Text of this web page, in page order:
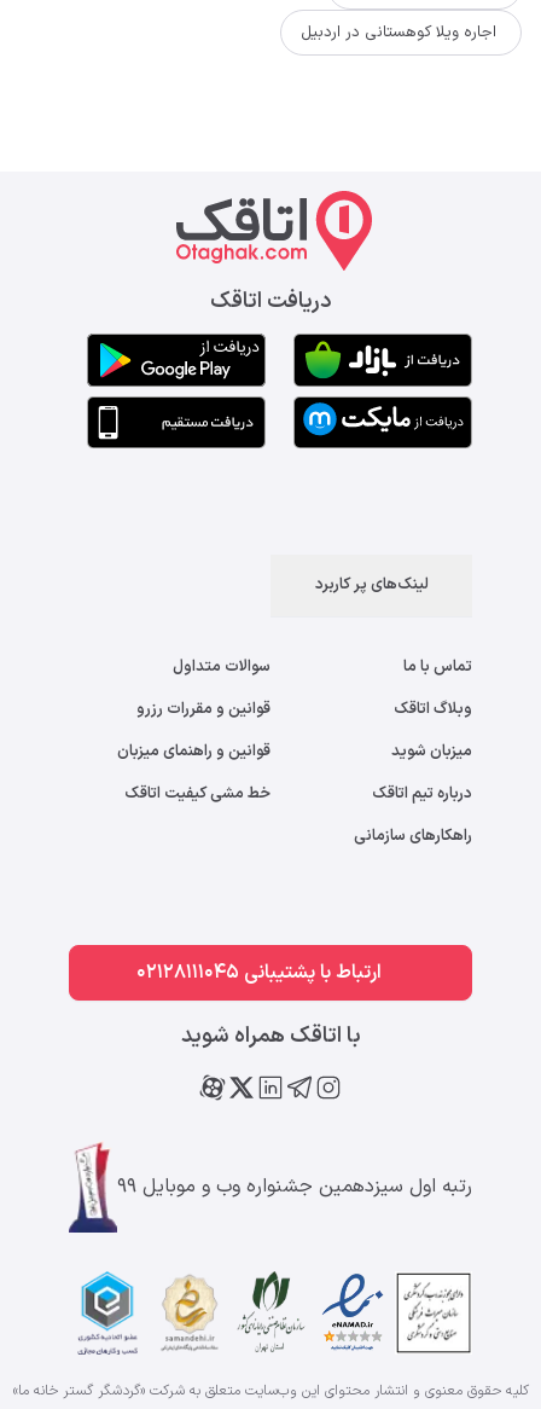
اجاره ویلا کوهستانی در اردبیل
دریافت اتاقک
لینک‌های پر کاربرد
تماس با ما
وبلاگ اتاقک
میزبان شوید
درباره تیم اتاقک
راهکارهای سازمانی
سوالات متداول
قوانین و مقررات رزرو
قوانین و راهنمای میزبان
خط مشی کیفیت اتاقک
ارتباط با پشتیبانی 02128111045
با اتاقک همراه شوید
رتبه اول سیزدهمین جشنواره وب و موبایل ۹۹
کلیه حقوق معنوی و انتشار محتوای این وب‌سایت متعلق به شرکت «گردشگر گستر خانه ما»